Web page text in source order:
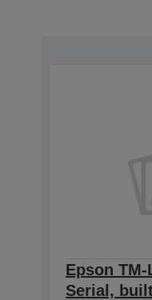
Epson TM-
Serial,